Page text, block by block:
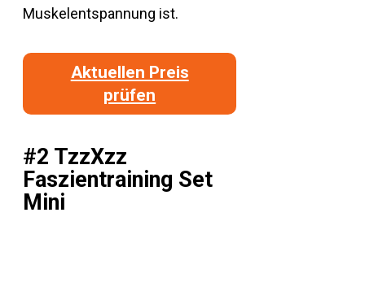
Muskelentspannung ist.
Aktuellen Preis
prüfen
#2 TzzXzz
Faszientraining Set
Mini